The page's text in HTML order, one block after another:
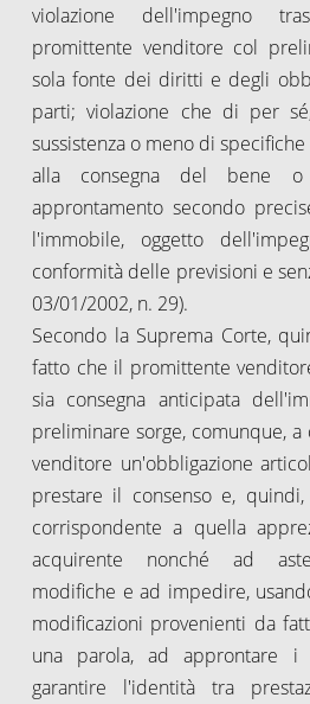
violazione dell'impegno
promittente venditore col
sola fonte dei diritti e degli
parti; violazione che di per
sussistenza o meno di
alla consegna del bene
approntamento secondo
l'immobile, oggetto
conformità delle previsioni e
03/01/2002, n. 29).
Secondo la Suprema Corte,
fatto che il promittente
sia consegna anticipata
preliminare sorge, comunque,
venditore un'obbligazione
prestare il consenso e,
corrispondente a quella
acquirente nonché ad
modifiche e ad impedire,
modificazioni provenienti da
una parola, ad approntare i
garantire l'identità tra